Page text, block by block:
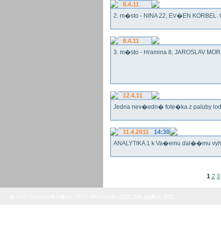
8.4.11
2. m�sto - NINA 22, EV�EN KORBEL.
8.4.11
3. m�sto - Hramina 8, JAROSLAV
12.4.11
Jedna nev�edn� fote�ka z paluby
11.4.2011
14:30
ANALYTIKA 1 k Va�emu dal��mu
1 2 3